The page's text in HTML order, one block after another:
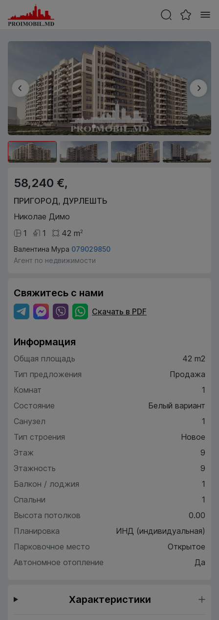
58,240 €,
ПРИГОРОД, ДУРЛЕШТЬ
Николае Димо
1
1 42 m2
Валентина Мура 079029850
Агент по недвижимости
Свяжитесь с нами
Скачать в PDF
Информация
Общая площадь
42 m2
Тип предложения
Продажа
Комнат
1
Состояние
Белый вариант
Санузел
1
Тип строения
Новое
Этаж
9
Этажность
9
Балкон / лоджия
1
Спальни
1
Высота потолков
0.00
Планировка
ИНД (индивидуальная)
Парковочное место
Открытое
Автономное отопление
Да
Характеристики